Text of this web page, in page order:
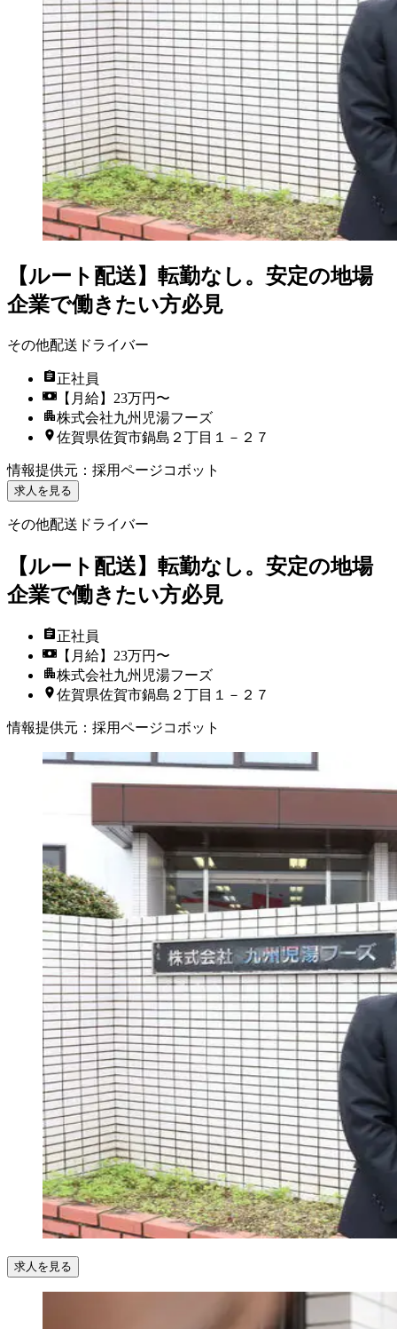
【ルート配送】転勤なし。安定の地場
企業で働きたい方必見
その他配送ドライバー
正社員
【月給】23万円〜
株式会社九州児湯フーズ
佐賀県佐賀市鍋島２丁目１－２７
情報提供元 ： 採用ページコボット
求人を見る
その他配送ドライバー
【ルート配送】転勤なし。安定の地場
企業で働きたい方必見
正社員
【月給】23万円〜
株式会社九州児湯フーズ
佐賀県佐賀市鍋島２丁目１－２７
情報提供元 ： 採用ページコボット
求人を見る